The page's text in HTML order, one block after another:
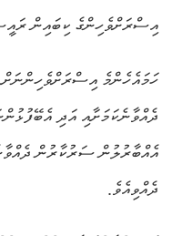
އިސްރަށްވެހިންގެ ކިބައިން
ހަމައެހެންމެ
ދެއްވާނެކަމަށާއި އަދި
އެއްބާރުލުން ސަރުކާރުން
ދެއްވިއެވެ.